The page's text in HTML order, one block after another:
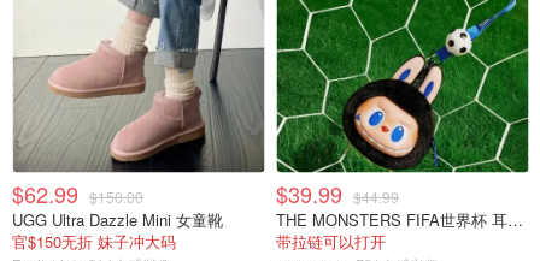
$62.99 $150.00
UGG Ultra Dazzle Mini 女童靴
官$150无折 妹子冲大码
$39.99 $44.99
THE MONSTERS FIFA世界杯 耳机包
带拉链可以打开